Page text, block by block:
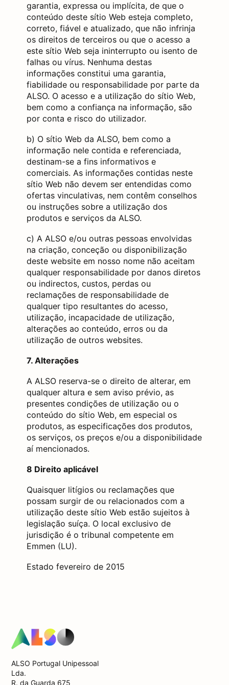
garantia, expressa ou implícita, de que o
conteúdo deste sítio Web esteja completo,
correto, fiável e atualizado, que não infrinja
os direitos de terceiros ou que o acesso a
este sítio Web seja ininterrupto ou isento de
falhas ou vírus. Nenhuma destas
informações constitui uma garantia,
fiabilidade ou responsabilidade por parte da
ALSO. O acesso e a utilização do sítio Web,
bem como a confiança na informação, são
por conta e risco do utilizador.
b) O sítio Web da ALSO, bem como a
informação nele contida e referenciada,
destinam-se a fins informativos e
comerciais. As informações contidas neste
sítio Web não devem ser entendidas como
ofertas vinculativas, nem contêm conselhos
ou instruções sobre a utilização dos
produtos e serviços da ALSO.
c) A ALSO e/ou outras pessoas envolvidas
na criação, conceção ou disponibilização
deste website em nosso nome não aceitam
qualquer responsabilidade por danos diretos
ou indirectos, custos, perdas ou
reclamações de responsabilidade de
qualquer tipo resultantes do acesso,
utilização, incapacidade de utilização,
alterações ao conteúdo, erros ou da
utilização de outros websites.
7. Alterações
A ALSO reserva-se o direito de alterar, em
qualquer altura e sem aviso prévio, as
presentes condições de utilização ou o
conteúdo do sítio Web, em especial os
produtos, as especificações dos produtos,
os serviços, os preços e/ou a disponibilidade
aí mencionados.
8 Direito aplicável
Quaisquer litígios ou reclamações que
possam surgir de ou relacionados com a
utilização deste sítio Web estão sujeitos à
legislação suíça. O local exclusivo de
jurisdição é o tribunal competente em
Emmen (LU).
Estado fevereiro de 2015
ALSO Portugal Unipessoal
Lda.
R. da Guarda 675